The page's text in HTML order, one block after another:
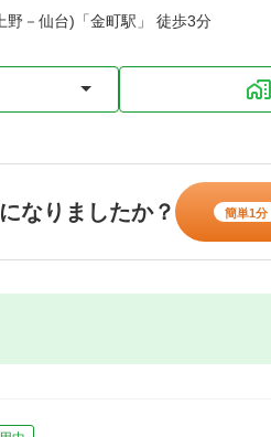
野－仙台)「金町駅」 徒歩3分
なりましたか？ 簡単1分